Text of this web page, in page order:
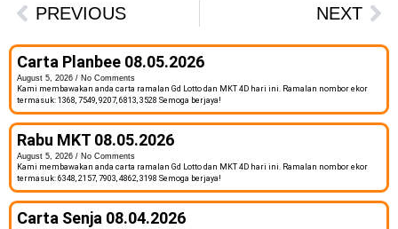
PREVIOUS NEXT
Carta Planbee 08.05.2026
August 5, 2026
No Comments
Kami membawakan anda carta ramalan Gd Lotto dan MKT 4D hari ini. Ramalan nombor ekor
termasuk: 1368, 7549, 9207, 6813, 3528 Semoga berjaya!
Rabu MKT 08.05.2026
August 5, 2026
No Comments
Kami membawakan anda carta ramalan Gd Lotto dan MKT 4D hari ini. Ramalan nombor ekor
termasuk: 6348, 2157, 7903, 4862, 3198 Semoga berjaya!
Carta Senja 08.04.2026